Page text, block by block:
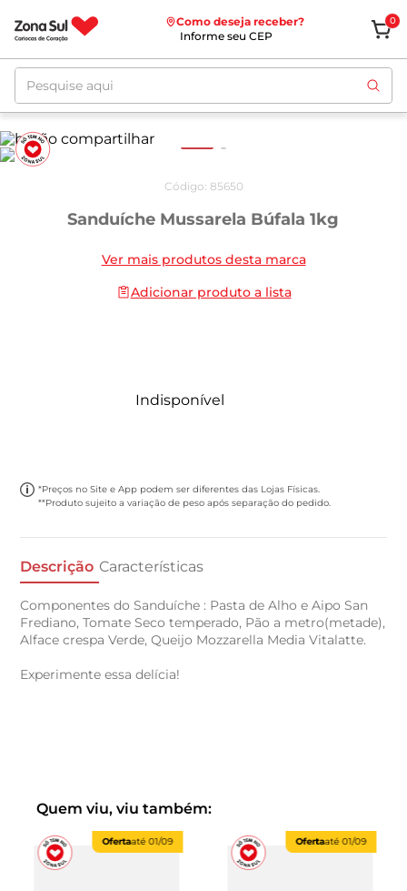
Como deseja receber?
Informe seu CEP
0
Pesquise aqui
Código: 85650
Sanduíche Mussarela Búfala 1kg
Ver mais produtos desta marca
Adicionar produto a lista
Indisponível
*Preços no Site e App podem ser diferentes das Lojas Físicas.
**Produto sujeito a variação de peso após separação do pedido.
Descrição Características
Componentes do Sanduíche : Pasta de Alho e Aipo San
Frediano, Tomate Seco temperado, Pão a metro(metade),
Alface crespa Verde, Queijo Mozzarella Media Vitalatte.
Experimente essa delícia!
Quem viu, viu também:
Ofertaaté01/09 Ofertaaté01/09